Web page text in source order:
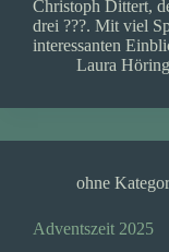
Christoph Dittert,
drei ???. Mit viel
interessanten
Laura Höring
ohne
Adventszeit 2025